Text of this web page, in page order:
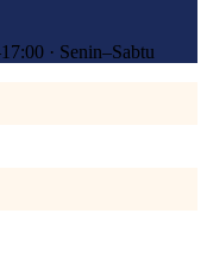
· Senin–Sabtu